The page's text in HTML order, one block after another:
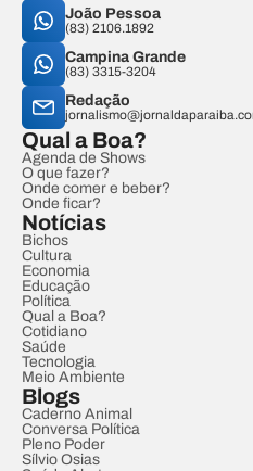
João Pessoa
(83) 2106.1892
Campina Grande
(83) 3315-3204
Redação
Qual a Boa?
Agenda de Shows
O que fazer?
Onde comer e beber?
Onde ficar?
Notícias
Bichos
Cultura
Economia
Educação
Política
Qual a Boa?
Cotidiano
Saúde
Tecnologia
Meio Ambiente
Blogs
Caderno Animal
Conversa Política
Pleno Poder
Sílvio Osias